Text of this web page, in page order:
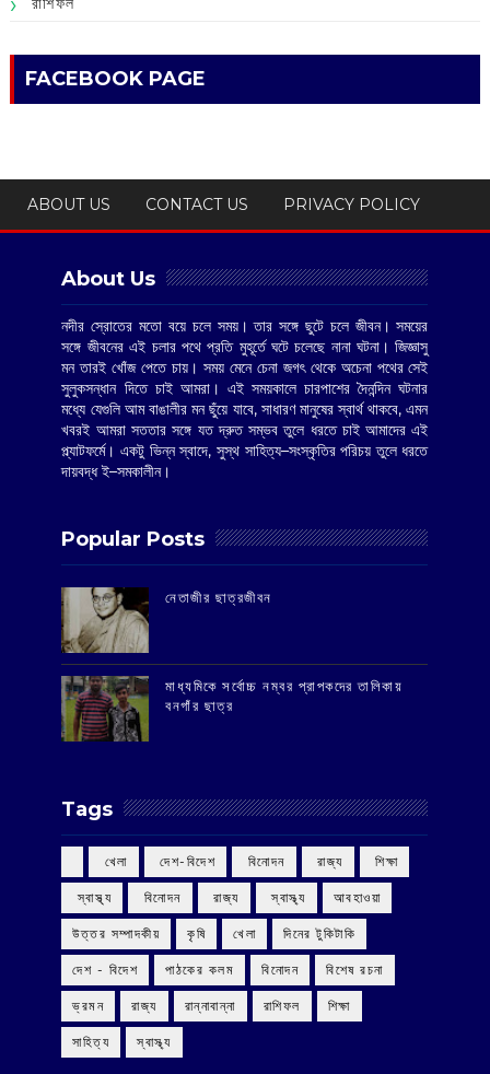
FACEBOOK PAGE
ABOUT US CONTACT US PRIVACY POLICY
About Us
নদীর স্রোতের মতো বয়ে চলে সময়। তার সঙ্গে ছুটে চলে জীবন। সময়ের
সঙ্গে জীবনের এই চলার পথে প্রতি মুহূর্তে ঘটে চলেছে নানা ঘটনা। জিজ্ঞাসু
মন তারই খোঁজ পেতে চায়। সময় মেনে চেনা জগৎ থেকে অচেনা পথের সেই
সুলুকসন্ধান দিতে চাই আমরা। এই সময়কালে চারপাশের দৈনন্দিন ঘটনার
মধ্যে যেগুলি আম বাঙালীর মন ছুঁয়ে যাবে, সাধারণ মানুষের স্বার্থ থাকবে, এমন
খবরই আমরা সততার সঙ্গে যত দ্রুত সম্ভব তুলে ধরতে চাই আমাদের এই
প্ল্যাটফর্মে। একটু ভিন্ন স্বাদে, সুস্থ সাহিত্য–সংস্কৃতির পরিচয় তুলে ধরতে
দায়বদ্ধ ই–সমকালীন।
Popular Posts
‌নেতাজীর ছাত্রজীবন
মাধ্যমিকে সর্বোচ্চ নম্বর প্রাপকদের তালিকায়
বনগাঁর ছাত্র
Tags
‌ খেলা ‌ দেশ-বিদেশ ‌ বিনোদন ‌ রাজ্য ‌ শিক্ষা
‌ স্বাস্থ্য ‌ বিনোদন ‌ রাজ্য ‌ স্বাস্থ্য আবহাওয়া
উত্তর সম্পাদকীয় কৃষি খেলা দিনের টুকিটাকি
দেশ - বিদেশ পাঠকের কলম বিনোদন বিশেষ রচনা
ভ্রমন রাজ্য রান্নাবান্না রাশিফল শিক্ষা
সাহিত্য স্বাস্থ্য